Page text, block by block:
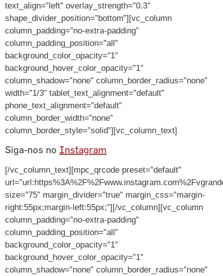
text_align=”left” overlay_strength=”0.3″
shape_divider_position=”bottom”][vc_column
column_padding=”no-extra-padding”
column_padding_position=”all”
background_color_opacity=”1″
background_hover_color_opacity=”1″
column_shadow=”none” column_border_radius=”none”
width=”1/3″ tablet_text_alignment=”default”
phone_text_alignment=”default”
column_border_width=”none”
column_border_style=”solid”][vc_column_text]
Siga-nos no Instagram
[/vc_column_text][mpc_qrcode preset=”default”
size=”75″ margin_divider=”true” margin_css=”margin-
right:55px;margin-left:55px;”][/vc_column][vc_column
column_padding=”no-extra-padding”
column_padding_position=”all”
background_color_opacity=”1″
background_hover_color_opacity=”1″
column_shadow=”none” column_border_radius=”none”